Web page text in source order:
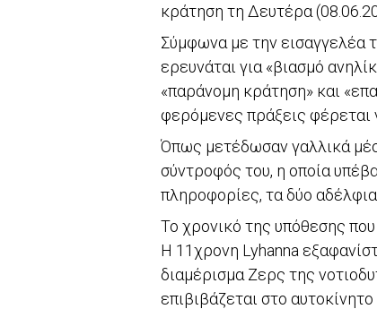
κράτηση τη Δευτέρα
Σύμφωνα με την εισαγγελέα
ερευνάται για «βιασμό
«παράνομη κράτηση» και
φερόμενες πράξεις φέρεται
Όπως μετέδωσαν γαλλικά
σύντροφός του, η οποία
πληροφορίες, τα δύο
Το χρονικό της υπόθεσης
Η 11χρονη Lyhanna
διαμέρισμα Ζερς της
επιβιβάζεται στο